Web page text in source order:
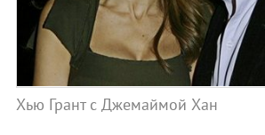
Хью Грант с Джемаймой Хан